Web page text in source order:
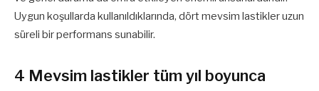
Uygun koşullarda kullanıldıklarında, dört mevsim lastikler uzun
süreli bir performans sunabilir.
4 Mevsim lastikler tüm yıl boyunca